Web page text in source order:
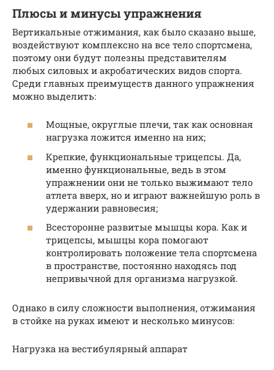
Плюсы и минусы упражнения
Вертикальные отжимания, как было сказано выше,
воздействуют комплексно на все тело спортсмена,
поэтому они будут полезны представителям
любых силовых и акробатических видов спорта.
Среди главных преимуществ данного упражнения
можно выделить:
Мощные, округлые плечи, так как основная
нагрузка ложится именно на них;
Крепкие, функциональные трицепсы. Да,
именно функциональные, ведь в этом
упражнении они не только выжимают тело
атлета вверх, но и играют важнейшую роль в
удержании равновесия;
Всесторонне развитые мышцы кора. Как и
трицепсы, мышцы кора помогают
контролировать положение тела спортсмена
в пространстве, постоянно находясь под
непривычной для организма нагрузкой.
Однако в силу сложности выполнения, отжимания
в стойке на руках имеют и несколько минусов:
Нагрузка на вестибулярный аппарат